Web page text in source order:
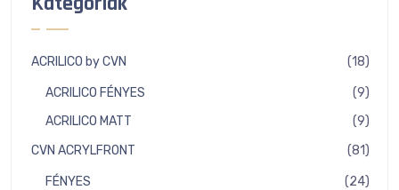
ACRILICO by CVN 1818
ACRILICO FÉNYES 99
ACRILICO MATT 99
CVN ACRYLFRONT 8181
FÉNYES 2424